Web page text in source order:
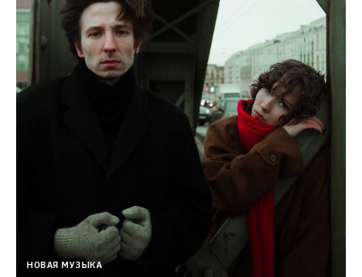
НОВАЯ МУЗЫКА